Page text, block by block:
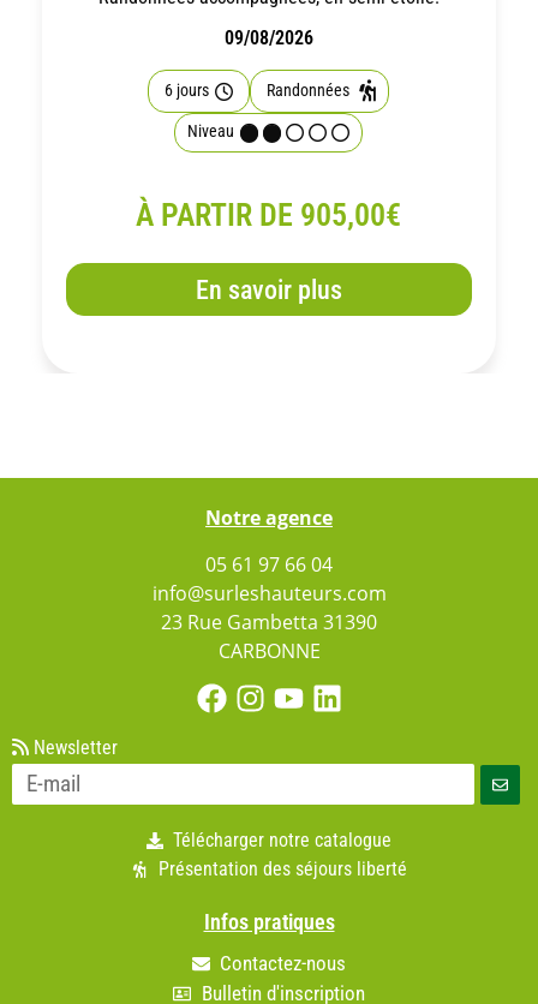
09/08/2026
6 jours
Randonnées
Niveau
À PARTIR DE 905,00€
En savoir plus
Notre agence
05 61 97 66 04
info@surleshauteurs.com
23 Rue Gambetta 31390
CARBONNE
Newsletter
Télécharger notre catalogue
Présentation des séjours liberté
Infos pratiques
Contactez-nous
Bulletin d'inscription